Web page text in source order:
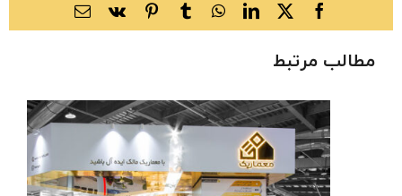
Facebook
X
LinkedIn
WhatsApp
Tumblr
Pinterest
Vk ایمیل
مطالب مرتبط